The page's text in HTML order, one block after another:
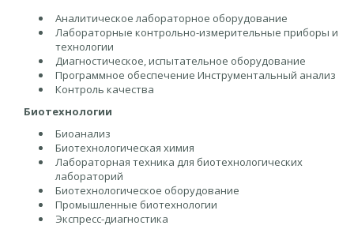
Аналитическое лабораторное оборудование
Лабораторные контрольно-измерительные приборы и
технологии
Диагностическое, испытательное оборудование
Программное обеспечение Инструментальный анализ
Контроль качества
Биотехнологии
Биоанализ
Биотехнологическая химия
Лабораторная техника для биотехнологических
лабораторий
Биотехнологическое оборудование
Промышленные биотехнологии
Экспресс-диагностика